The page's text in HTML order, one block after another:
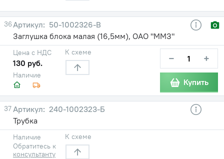
36
50-1002326-В
Заглушка блока малая (16,5мм), ОАО "ММЗ"
Наличие
Цена с НДС
130 руб.
К схеме − +
Купить
37
240-1002323-Б
Трубка
Наличие
Обратитесь к
консультанту
К схеме